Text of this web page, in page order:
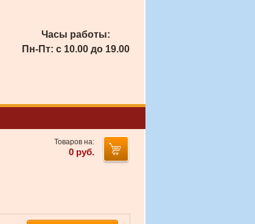
Часы работы:
Пн-Пт: с 10.00 до 19.00
Товаров на:
0 руб.